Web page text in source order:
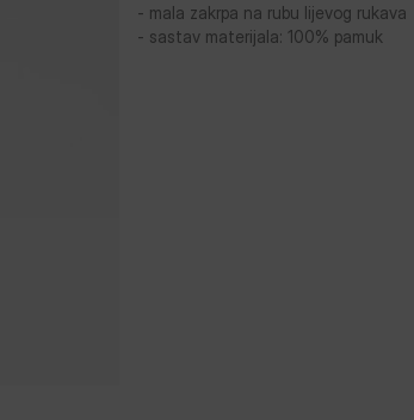
- mala zakrpa na rubu lijevog rukava
- sastav materijala: 100% pamuk